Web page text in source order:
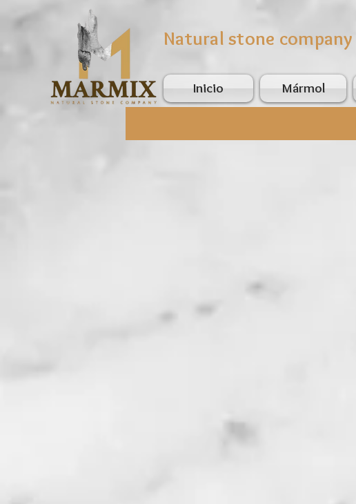
Natural stone company
Inicio Mármol